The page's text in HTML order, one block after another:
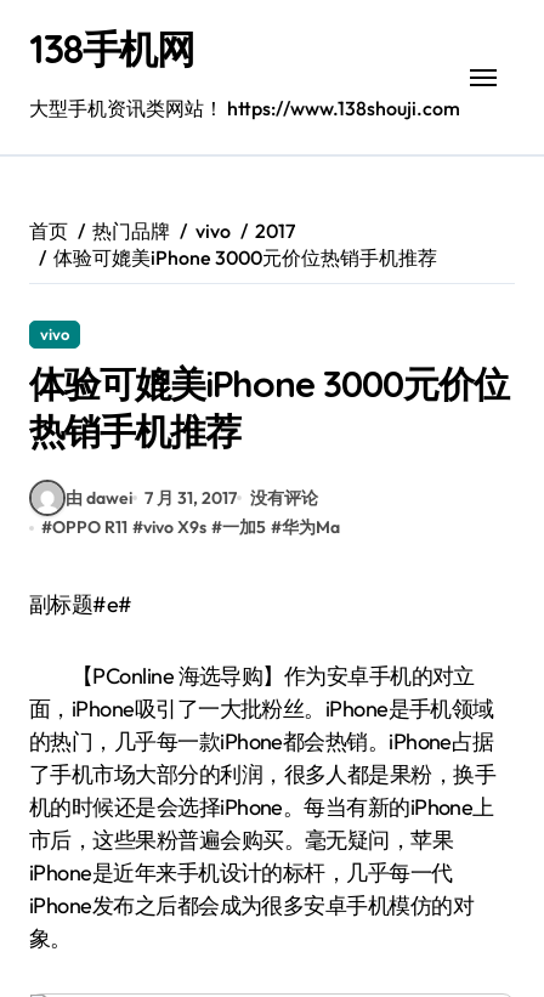
138手机网
大型手机资讯类网站！ https://www.138shouji.com
首页 热门品牌 vivo
2017
体验可媲美iPhone 3000元价位热销手机推荐
vivo
体验可媲美iPhone 3000元价位
热销手机推荐
由 dawei 7 月 31, 2017 没有评论
#OPPO R11 #vivo X9s #一加5 #华为Ma
副标题#e#
【PConline 海选导购】作为安卓手机的对立
面，iPhone吸引了一大批粉丝。iPhone是手机领域
的热门，几乎每一款iPhone都会热销。iPhone占据
了手机市场大部分的利润，很多人都是果粉，换手
机的时候还是会选择iPhone。每当有新的iPhone上
市后，这些果粉普遍会购买。毫无疑问，苹果
iPhone是近年来手机设计的标杆，几乎每一代
iPhone发布之后都会成为很多安卓手机模仿的对
象。